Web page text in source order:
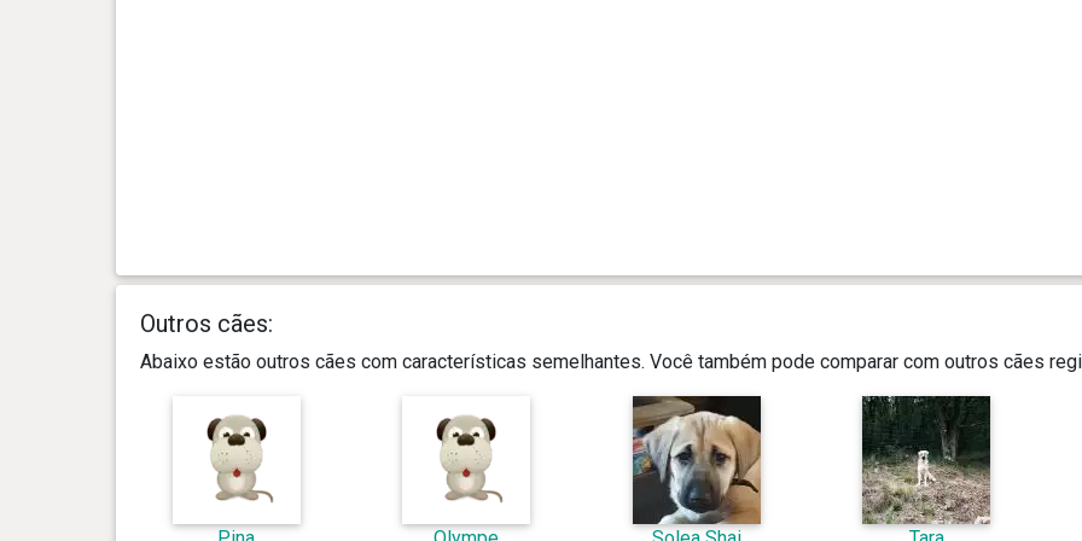
Outros cães:
Abaixo estão outros cães com características semelhantes. Você também pode comparar com outros cães